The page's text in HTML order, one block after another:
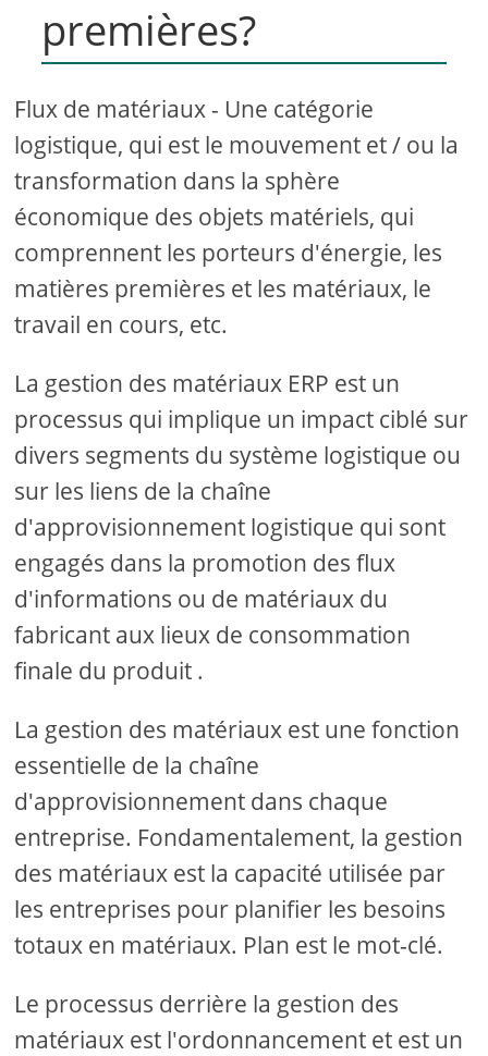
premières?
Flux de matériaux - Une catégorie
logistique, qui est le mouvement et / ou la
transformation dans la sphère
économique des objets matériels, qui
comprennent les porteurs d'énergie, les
matières premières et les matériaux, le
travail en cours, etc.
La gestion des matériaux ERP est un
processus qui implique un impact ciblé sur
divers segments du système logistique ou
sur les liens de la chaîne
d'approvisionnement logistique qui sont
engagés dans la promotion des flux
d'informations ou de matériaux du
fabricant aux lieux de consommation
finale du produit .
La gestion des matériaux est une fonction
essentielle de la chaîne
d'approvisionnement dans chaque
entreprise. Fondamentalement, la gestion
des matériaux est la capacité utilisée par
les entreprises pour planifier les besoins
totaux en matériaux. Plan est le mot-clé.
Le processus derrière la gestion des
matériaux est l'ordonnancement et est un